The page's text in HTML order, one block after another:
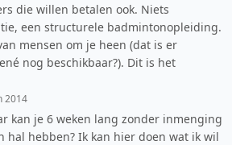
die willen betalen ook. Niets
een structurele badmintonopleiding.
mensen om je heen (dat is er
nog beschikbaar?). Dit is het
2014
kan je 6 weken lang zonder inmenging
hal hebben? Ik kan hier doen wat ik wil